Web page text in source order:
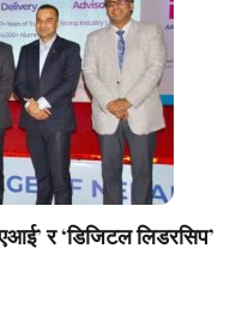
एआई’ र ‘डिजिटल लिडरसिप’